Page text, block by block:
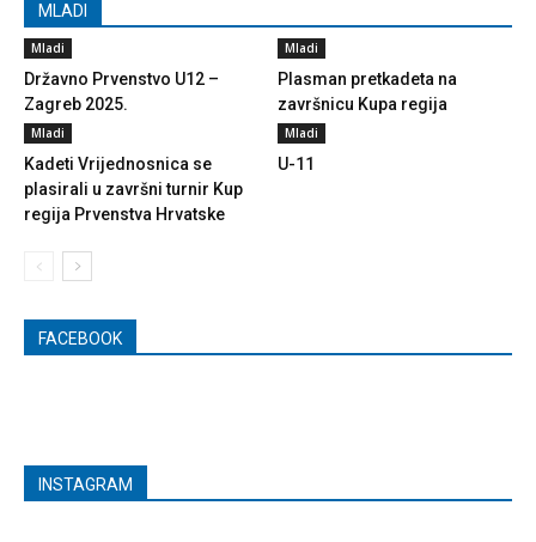
MLADI
Mladi
Državno Prvenstvo U12 –
Zagreb 2025.
Mladi
Plasman pretkadeta na
završnicu Kupa regija
Mladi
Kadeti Vrijednosnica se
plasirali u završni turnir Kup
regija Prvenstva Hrvatske
Mladi
U-11
FACEBOOK
INSTAGRAM